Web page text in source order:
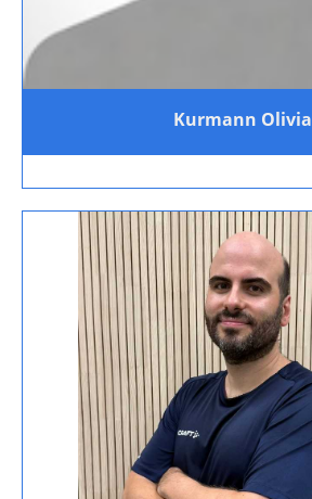
Kurmann Olivia